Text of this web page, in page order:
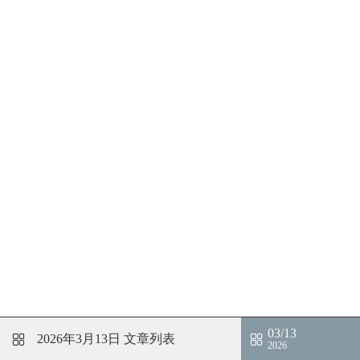
2026年3月13日 文章列表 03/13
2026